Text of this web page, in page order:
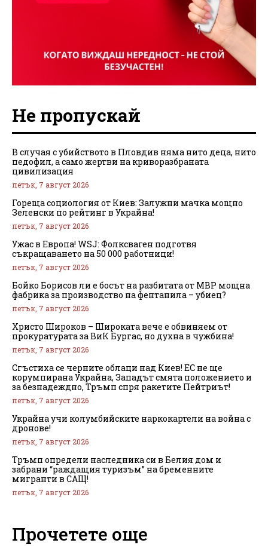
Не пропускай
В случая с убийството в Пловдив няма нито деца, нито
педофил, а само жертви на криворазбраната
цивилизация
петък, 7 август 2026
Гореща социология от Киев: Залужни мачка мощно
Зеленски по рейтинг в Украйна!
петък, 7 август 2026
Ужас в Европа! WSJ: Фолксваген подготвя
съкращаването на 50 000 работници!
петък, 7 август 2026
Бойко Борисов ли е босът на разбитата от МВР мощна
фабрика за производство на фентанила – убиец?
петък, 7 август 2026
Христо Широков – Широката вече е обвиняем от
прокуратурата за ВиК Бургас, но духна в чужбина!
петък, 7 август 2026
Сгъстиха се черните облаци над Киев! ЕС не ще
корумпирана Украйна, Западът смята положението и
за безнадеждно, Тръмп спря ракетите Пейтриът!
петък, 7 август 2026
Украйна учи колумбийските наркокартели на война с
дронове!
петък, 7 август 2026
Тръмп определи наследника си в Белия дом и
забрани “раждащия туризъм” на бременните
мигранти в САЩ!
петък, 7 август 2026
Прочетете още